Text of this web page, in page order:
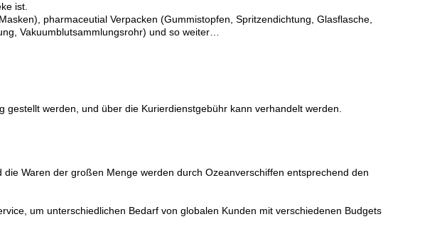
ist.
pharmaceutial Verpacken (Gummistopfen, Spritzendichtung, Glasflasche,
Vakuumblutsammlungsrohr) und so weiter…
werden, und über die Kurierdienstgebühr kann verhandelt werden.
Waren der großen Menge werden durch Ozeanverschiffen entsprechend den
um unterschiedlichen Bedarf von globalen Kunden mit verschiedenen Budgets